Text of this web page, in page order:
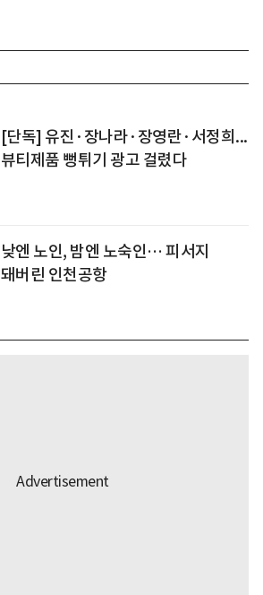
[단독] 유진·장나라·장영란·서정희...
뷰티제품 뻥튀기 광고 걸렸다
낮엔 노인, 밤엔 노숙인… 피서지
돼버린 인천공항